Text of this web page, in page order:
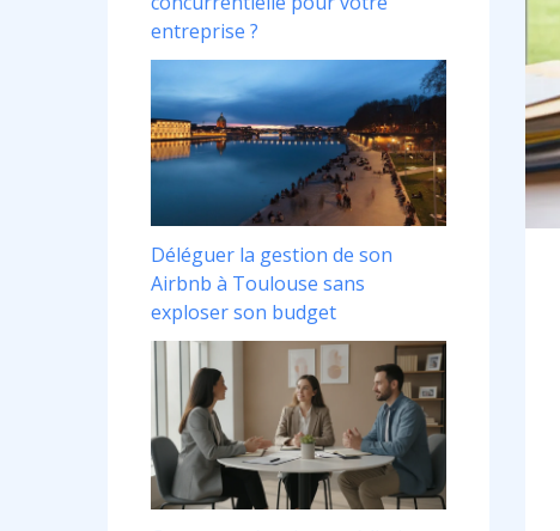
entreprise ?
Déléguer la gestion de son
Airbnb à Toulouse sans
exploser son budget